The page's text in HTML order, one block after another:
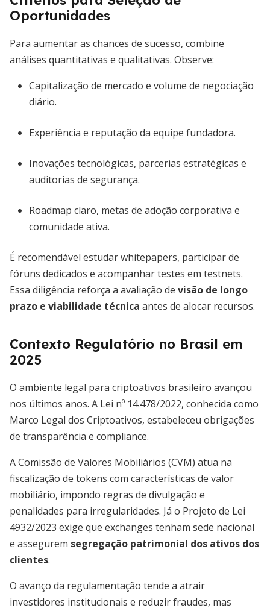
Oportunidades
Para aumentar as chances de sucesso, combine
análises quantitativas e qualitativas. Observe:
Capitalização de mercado e volume de negociação
diário.
Experiência e reputação da equipe fundadora.
Inovações tecnológicas, parcerias estratégicas e
auditorias de segurança.
Roadmap claro, metas de adoção corporativa e
comunidade ativa.
É recomendável estudar whitepapers, participar de
fóruns dedicados e acompanhar testes em testnets.
Essa diligência reforça a avaliação de visão de longo
prazo e viabilidade técnica antes de alocar recursos.
Contexto Regulatório no Brasil em
2025
O ambiente legal para criptoativos brasileiro avançou
nos últimos anos. A Lei nº 14.478/2022, conhecida como
Marco Legal dos Criptoativos, estabeleceu obrigações
de transparência e compliance.
A Comissão de Valores Mobiliários (CVM) atua na
fiscalização de tokens com características de valor
mobiliário, impondo regras de divulgação e
penalidades para irregularidades. Já o Projeto de Lei
4932/2023 exige que exchanges tenham sede nacional
e assegurem segregação patrimonial dos ativos dos
clientes.
O avanço da regulamentação tende a atrair
investidores institucionais e reduzir fraudes, mas